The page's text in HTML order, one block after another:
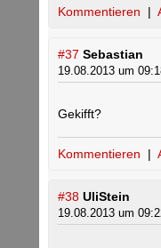
Kommentieren |
#37 Sebastian
19.08.2013 um
Gekifft?
Kommentieren |
#38 UliStein
19.08.2013 um